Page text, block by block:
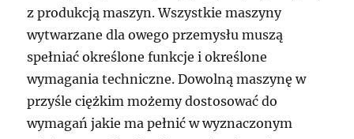
z produkcją maszyn. Wszystkie maszyny
wytwarzane dla owego przemysłu muszą
spełniać określone funkcje i określone
wymagania techniczne. Dowolną maszynę w
przyśle ciężkim możemy dostosować do
wymagań jakie ma pełnić w wyznaczonym